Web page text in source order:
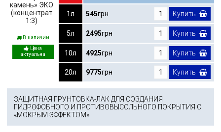
В наличии
1л 545грн Купить
5л 2495грн Купить
10л 4925грн Купить
20л 9775грн Купить
ЗАЩИТНАЯ ГРУНТОВКА-ЛАК ДЛЯ СОЗДАНИЯ
ГИДРОФОБНОГО И ПРОТИВОВЫСОЛЬНОГО ПОКРЫТИЯ С
«МОКРЫМ ЭФФЕКТОМ»